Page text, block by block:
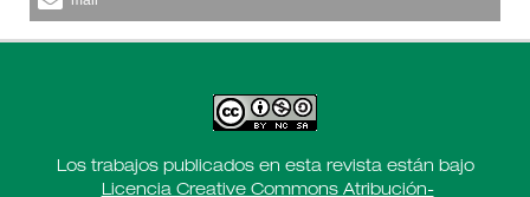
Los trabajos publicados en esta revista están bajo
Licencia Creative Commons Atribución-